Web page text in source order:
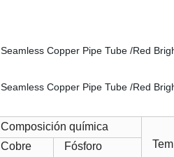
Composición química
Cobre
Fósforo